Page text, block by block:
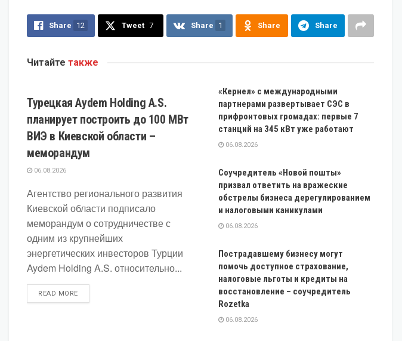
Share 12 Tweet 7 Share 1 Share Share
Читайте также
Турецкая Aydem Holding A.S.
планирует построить до 100 МВт
ВИЭ в Киевской области –
меморандум
06.08.2026
Агентство регионального развития
Киевской области подписало
меморандум о сотрудничестве с
одним из крупнейших
энергетических инвесторов Турции
Aydem Holding A.S. относительно...
READ MOREDETAILS
«Кернел» с международными
партнерами развертывает СЭС в
прифронтовых громадах: первые 7
станций на 345 кВт уже работают
06.08.2026
Соучредитель «Новой пошты»
призвал ответить на вражеские
обстрелы бизнеса дерегулированием
и налоговыми каникулами
06.08.2026
Пострадавшему бизнесу могут
помочь доступное страхование,
налоговые льготы и кредиты на
восстановление – соучредитель
Rozetka
06.08.2026